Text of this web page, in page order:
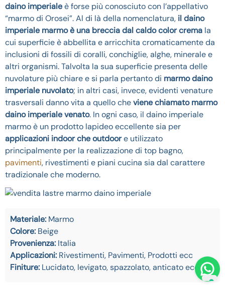
daino imperialeè forse più conosciuto con l’appellativo
“marmo di Orosei”. Al di là della nomenclatura, il daino
imperiale marmo è una breccia dal caldo color crema la
cui superficie è abbellita e arricchita cromaticamente da
inclusioni di fossili di coralli, conchiglie, alghe, minerale e
altri organismi. Talvolta la sua superficie presenta delle
nuvolature più chiare e si parla pertanto di marmo daino
imperiale nuvolato; in altri casi, invece, evidenti venature
trasversali danno vita a quello cheviene chiamato marmo
daino imperiale venato. In ogni caso, il daino imperiale
marmo è un prodotto lapideo eccellente sia per
applicazioni indoor che outdoore utilizzato
principalmente per la realizzazione di top bagno,
pavimenti, rivestimenti e piani cucina sia dal carattere
tradizionale che moderno.
Materiale: Marmo
Colore: Beige
Provenienza: Italia
Applicazioni: Rivestimenti, Pavimenti, Prodotti ecc
Finiture: Lucidato, levigato, spazzolato, anticato ecc.